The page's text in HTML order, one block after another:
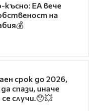
EA вече
на
срок до 2026,
спази, иначе
случи.😯💥